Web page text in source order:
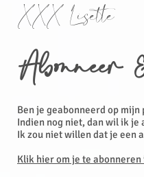
XXX Lisette
Abonneer
Ben je geabonneerd op mijn
Indien nog niet, dan wil ik je
Ik zou niet willen dat je een
Klik hier om je te abonneren